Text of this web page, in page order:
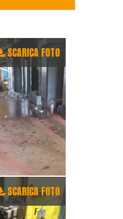
SCARICA FOTO
SCARICA FOTO